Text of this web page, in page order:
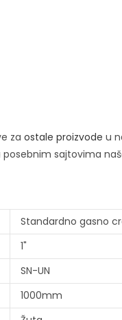
za ostale proizvode u
sajtovima
Standardno gasno
1"
SN-UN
1000mm